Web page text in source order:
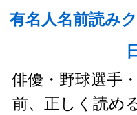
有名人名前読み
俳優・野球選手
前、正しく読め